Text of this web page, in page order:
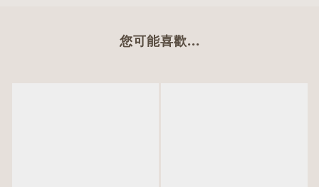
您可能喜歡...